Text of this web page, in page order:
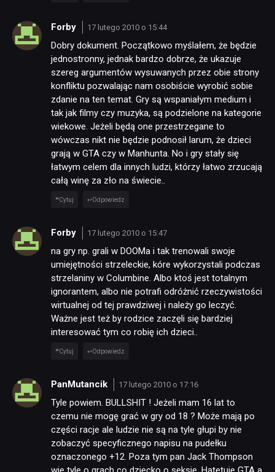
Forby 17 lutego 2010 o 15:44
Dobry dokument. Początkowo myślałem, że będzie
jednostronny, jednak bardzo dobrze, że ukazuje
szereg argumentów wysuwanych przez obie strony
konfliktu pozwalając nam osobiście wyrobić sobie
zdanie na ten temat. Gry są wspaniałym medium i
tak jak filmy czy muzyka, są podzielone na kategorie
wiekowe. Jeżeli będą one przestrzegane to
wówczas nikt nie będzie podnosił larum, że dzieci
grają w GTA czy w Manhunta. No i gry stały się
łatwym celem dla innych ludzi, którzy łatwo zrzucają
całą winę za zło na świecie..
Cytuj Odpowiedz
Forby 17 lutego 2010 o 15:47
na gry np. grali w DOOMa i tak trenowali swoje
umiejętności strzeleckie, kóre wykorzystali podczas
strzelaniny w Columbine. Albo ktoś jest totalnym
ignorantem, albo nie potrafi odróżnić rzeczywistości
wirtualnej od tej prawdziwej i należy go leczyć.
Ważne jest też by rodzice zaczęli się bardziej
interesować tym co robię ich dzieci..
Cytuj Odpowiedz
PanMutancik 17 lutego 2010 o 17:16
Tyle powiem. BULLSHIT ! Jeżeli mam 16 lat to
czemu nie mogę grać w gry od 18 ? Może mają po
części racje ale ludzie nie są na tyle głupi by nie
zobaczyć specyficznego napisu na pudełku
oznaczonego +12. Poza tym pan Jack Thompson